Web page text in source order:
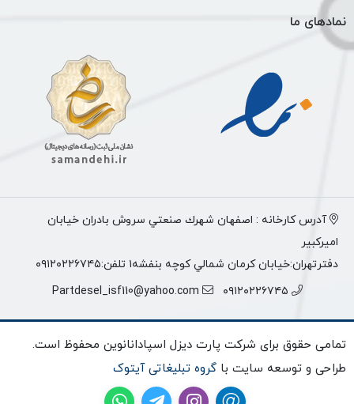
نمادهای ما
آدرس كارخانه : اصفهان شهرك صنعتي سروش بادران خيابان
اميركبير
دفترتهران:خيابان كرمان شمالي كوچه بنفشه١ تلفن:٠٩١٢٠٢٢٦٧٤٥
٠٩١٢٠٢٢٦٧٤٥
Partdesel_isf110@yahoo.com
تمامی حقوق برای شرکت پارت دیزل اسپادانانوین محفوظ است.
طراحی و توسعه سایت با گروه تبلیغاتی آیتوک